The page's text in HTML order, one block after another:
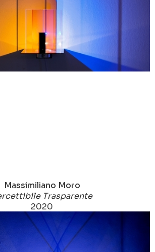
Massimiliano Moro
Trasparente
2020